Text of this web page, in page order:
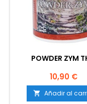
POWDER ZYM
Precio
10,90 €
 Añadir al